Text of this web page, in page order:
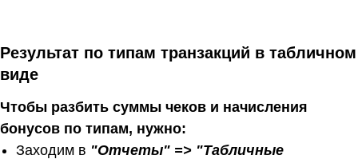
Результат по типам транзакций в табличном
виде
Чтобы разбить суммы чеков и начисления
бонусов по типам, нужно:
Заходим в "Отчеты" => "Табличные